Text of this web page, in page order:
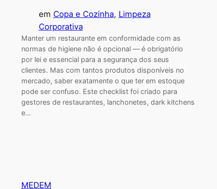
em Copa e Cozinha, Limpeza
Corporativa
Manter um restaurante em conformidade com as
normas de higiene não é opcional — é obrigatório
por lei e essencial para a segurança dos seus
clientes. Mas com tantos produtos disponíveis no
mercado, saber exatamente o que ter em estoque
pode ser confuso. Este checklist foi criado para
gestores de restaurantes, lanchonetes, dark kitchens
e…
MEDEM